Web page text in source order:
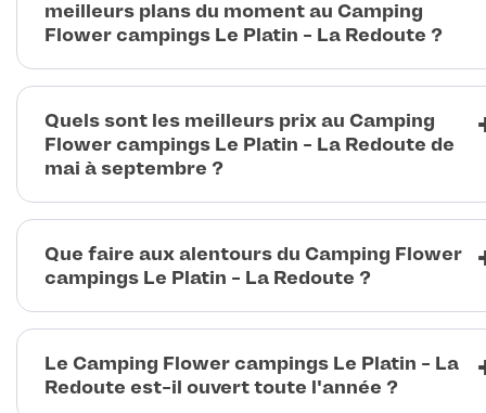
meilleurs plans du moment au Camping
Flower campings Le Platin - La Redoute ?
Quels sont les meilleurs prix au Camping
Flower campings Le Platin - La Redoute de
mai à septembre ?
Que faire aux alentours du Camping Flower
campings Le Platin - La Redoute ?
Le Camping Flower campings Le Platin - La
Redoute est-il ouvert toute l'année ?